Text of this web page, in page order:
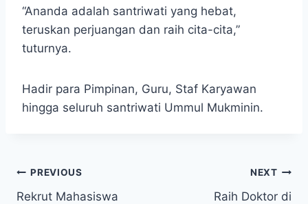
“Ananda adalah santriwati yang hebat,
teruskan perjuangan dan raih cita-cita,”
tuturnya.
Hadir para Pimpinan, Guru, Staf Karyawan
hingga seluruh santriwati Ummul Mukminin.
PREVIOUS
Rekrut Mahasiswa
NEXT
Raih Doktor di